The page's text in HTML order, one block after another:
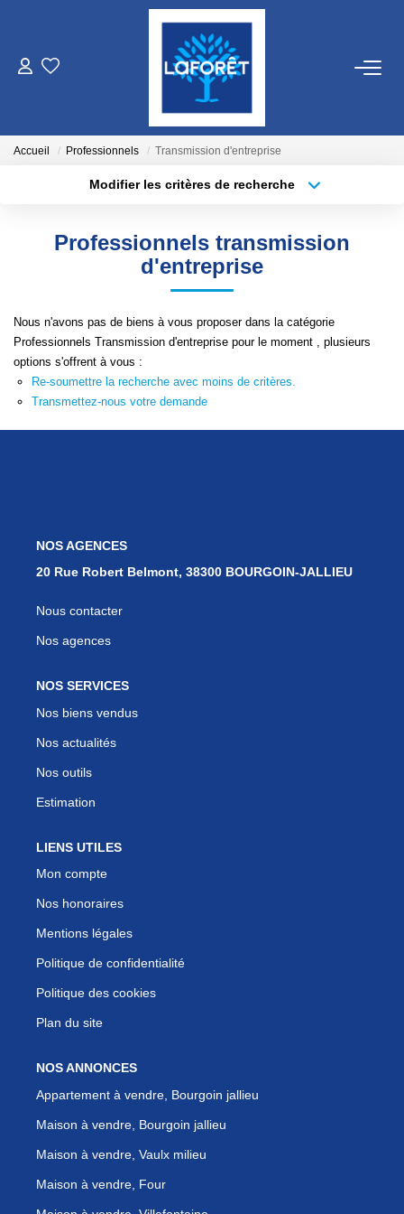
LOCATIONS
ESTIMATION
Qui Sommes Nous
Nos Équipes
Nos Services
Accueil Professionnels Transmission d'entreprise
Modifier les critères de recherche
Budget max
Professionnels transmission
d'entreprise
Nous n'avons pas de biens à vous proposer dans la catégorie
Professionnels Transmission d'entreprise pour le moment , plusieurs
options s'offrent à vous :
Re-soumettre la recherche avec moins de critères.
Transmettez-nous votre demande
NOS AGENCES
20 Rue Robert Belmont, 38300 BOURGOIN-JALLIEU
Nous contacter
Nos agences
NOS SERVICES
Nos biens vendus
Nos actualités
Nos outils
Estimation
LIENS UTILES
Mon compte
Nos honoraires
Mentions légales
Politique de confidentialité
Politique des cookies
Plan du site
NOS ANNONCES
Appartement à vendre, Bourgoin jallieu
Maison à vendre, Bourgoin jallieu
Maison à vendre, Vaulx milieu
Maison à vendre, Four